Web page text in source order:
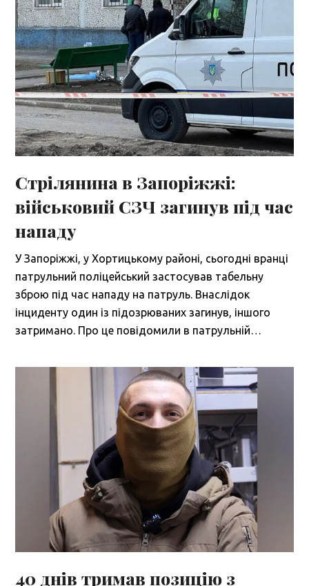
Стрілянина в Запоріжжі:
військовий СЗЧ загинув під час
нападу
У Запоріжжі, у Хортицькому районі, сьогодні вранці
патрульний поліцейський застосував табельну
зброю під час нападу на патруль. Внаслідок
інциденту один із підозрюваних загинув, іншого
затримано. Про це повідомили в патрульній…
40 днів тримав позицію з